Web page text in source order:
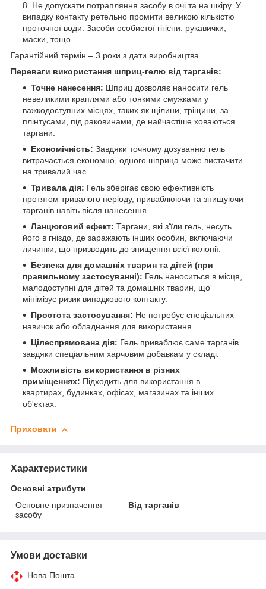
Не допускати потрапляння засобу в очі та на шкіру. У
випадку контакту ретельно промити великою кількістю
проточної води. Засоби особистої гігієни: рукавички,
маски, тощо.
Гарантійний термін – 3 роки з дати виробництва.
Переваги використання шприц-гелю від тарганів:
Точне нанесення: Шприц дозволяє наносити гель
невеликими краплями або тонкими смужками у
важкодоступних місцях, таких як щілини, тріщини, за
плінтусами, під раковинами, де найчастіше ховаються
таргани.
Економічність: Завдяки точному дозуванню гель
витрачається економно, одного шприца може вистачити
на тривалий час.
Тривала дія: Гель зберігає свою ефективність
протягом тривалого періоду, приваблюючи та знищуючи
тарганів навіть після нанесення.
Ланцюговий ефект: Таргани, які з'їли гель, несуть
його в гніздо, де заражають інших особин, включаючи
личинки, що призводить до знищення всієї колонії.
Безпека для домашніх тварин та дітей (при
правильному застосуванні): Гель наноситься в місця,
малодоступні для дітей та домашніх тварин, що
мінімізує ризик випадкового контакту.
Простота застосування: Не потребує спеціальних
навичок або обладнання для використання.
Цілеспрямована дія: Гель приваблює саме тарганів
завдяки спеціальним харчовим добавкам у складі.
Можливість використання в різних
приміщеннях: Підходить для використання в
квартирах, будинках, офісах, магазинах та інших
об'єктах.
Приховати
Характеристики
Основні атрибути
Основне призначення
засобу
Від тарганів
Умови доставки
Нова Пошта